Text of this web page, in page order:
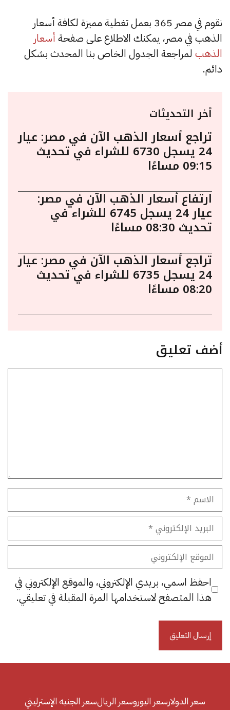
نقوم في مصر 365 بعمل تغطية مميزة لكافة أسعار
الذهب في مصر، يمكنك الاطلاع على صفحة أسعار
الذهب لمراجعة الجدول الخاص بنا المحدث بشكل
دائم.
أخر التحديثات
تراجع أسعار الذهب الآن في مصر: عيار
24 يسجل 6730 للشراء في تحديث
09:15 مساءًا
ارتفاع أسعار الذهب الآن في مصر:
عيار 24 يسجل 6745 للشراء في
تحديث 08:30 مساءًا
تراجع أسعار الذهب الآن في مصر: عيار
24 يسجل 6735 للشراء في تحديث
08:20 مساءًا
أضف تعليق
الاسم
البريد
الإلكتروني
الموقع
الإلكتروني
احفظ اسمي، بريدي الإلكتروني، والموقع الإلكتروني في
هذا المتصفح لاستخدامها المرة المقبلة في تعليقي.
سعر الدولارسعر اليوروسعر الريالسعر الجنيه الإسترليني